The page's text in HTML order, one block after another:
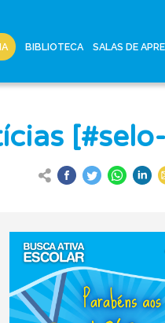
BIBLIOTECA SALAS DE